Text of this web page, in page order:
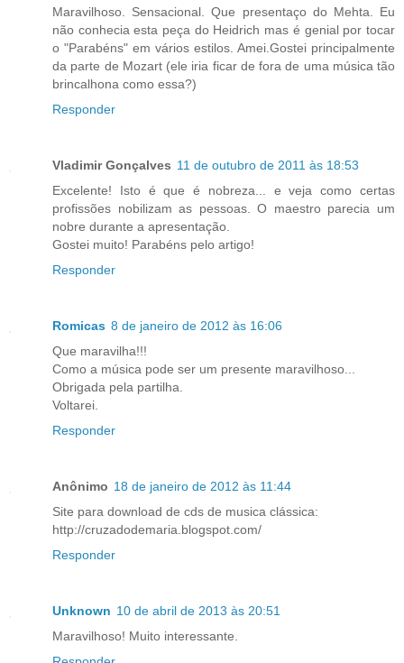
Maravilhoso. Sensacional. Que presentaço do Mehta. Eu
não conhecia esta peça do Heidrich mas é genial por tocar
o "Parabéns" em vários estilos. Amei.Gostei principalmente
da parte de Mozart (ele iria ficar de fora de uma música tão
brincalhona como essa?)
Responder
Vladimir Gonçalves 11 de outubro de 2011 às 18:53
Excelente! Isto é que é nobreza... e veja como certas
profissões nobilizam as pessoas. O maestro parecia um
nobre durante a apresentação.
Gostei muito! Parabéns pelo artigo!
Responder
Romicas 8 de janeiro de 2012 às 16:06
Que maravilha!!!
Como a música pode ser um presente maravilhoso...
Obrigada pela partilha.
Voltarei.
Responder
Anônimo 18 de janeiro de 2012 às 11:44
Site para download de cds de musica clássica:
http://cruzadodemaria.blogspot.com/
Responder
Unknown 10 de abril de 2013 às 20:51
Maravilhoso! Muito interessante.